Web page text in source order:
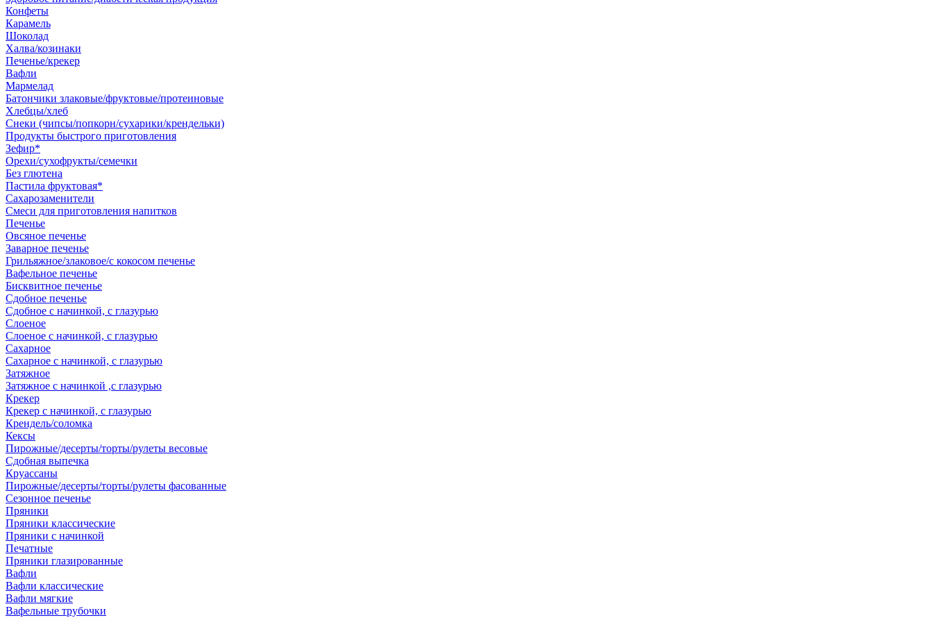
Конфеты
Карамель
Шоколад
Халва/козинаки
Печенье/крекер
Вафли
Мармелад
Батончики злаковые/фруктовые/протеиновые
Хлебцы/хлеб
Снеки (чипсы/попкорн/сухарики/крендельки)
Продукты быстрого приготовления
Зефир*
Орехи/сухофрукты/семечки
Без глютена
Пастила фруктовая*
Сахарозаменители
Смеси для приготовления напитков
Печенье
Овсяное печенье
Заварное печенье
Грильяжное/злаковое/с кокосом печенье
Вафельное печенье
Бисквитное печенье
Сдобное печенье
Сдобное с начинкой, с глазурью
Слоеное
Слоеное с начинкой, с глазурью
Сахарное
Сахарное с начинкой, с глазурью
Затяжное
Затяжное с начинкой ,с глазурью
Крекер
Крекер с начинкой, с глазурью
Крендель/соломка
Кексы
Пирожные/десерты/торты/рулеты весовые
Сдобная выпечка
Круассаны
Пирожные/десерты/торты/рулеты фасованные
Сезонное печенье
Пряники
Пряники классические
Пряники с начинкой
Печатные
Пряники глазированные
Вафли
Вафли классические
Вафли мягкие
Вафельные трубочки